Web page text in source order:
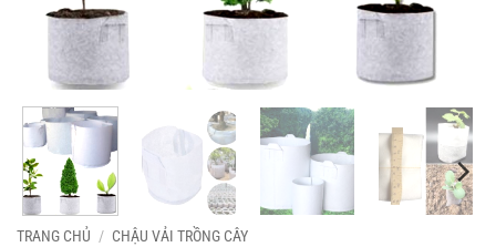
TRANG CHỦ / CHẬU VẢI TRỒNG CÂY